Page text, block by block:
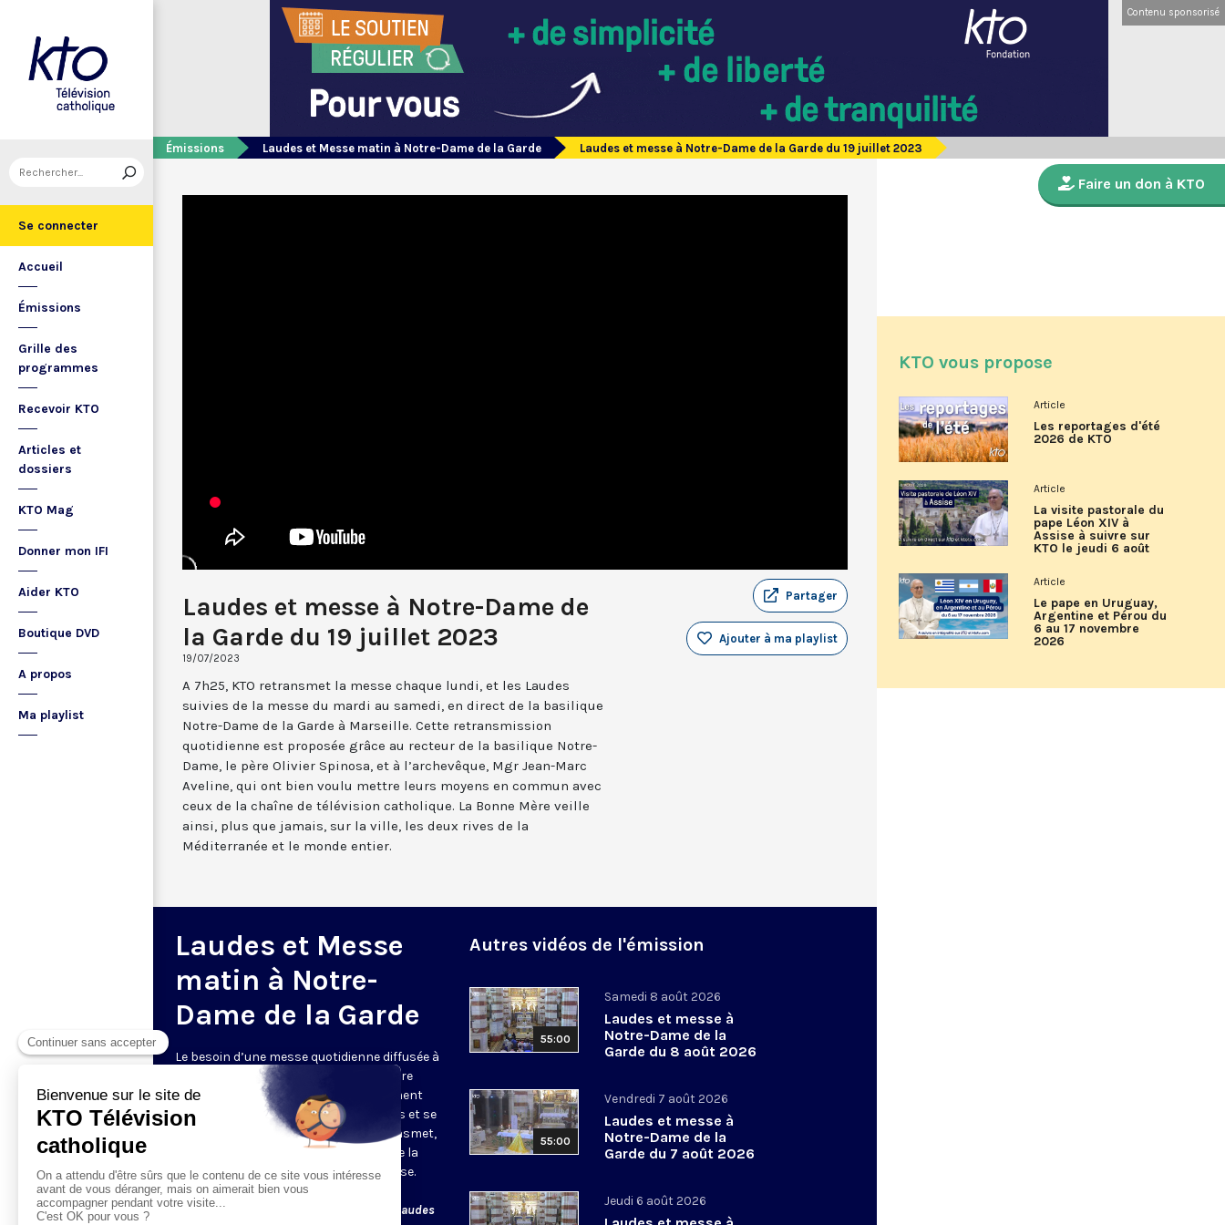
Se connecter
Accueil
Émissions
Grille des
programmes
Recevoir KTO
Articles et
dossiers
KTO Mag
Donner mon IFI
Aider KTO
Boutique DVD
A propos
Ma playlist
Contenu sponsorisé
Émissions Laudes et Messe matin à Notre-Dame de la Garde Laudes et messe à Notre-Dame de la Garde du 19 juillet 2023
Laudes et messe à Notre-Dame de
la Garde du 19 juillet 2023
19/07/2023
Partager
Ajouter à ma playlist
A 7h25, KTO retransmet la messe chaque lundi, et les Laudes
suivies de la messe du mardi au samedi, en direct de la basilique
Notre-Dame de la Garde à Marseille. Cette retransmission
quotidienne est proposée grâce au recteur de la basilique Notre-
Dame, le père Olivier Spinosa, et à l’archevêque, Mgr Jean-Marc
Aveline, qui ont bien voulu mettre leurs moyens en commun avec
ceux de la chaîne de télévision catholique. La Bonne Mère veille
ainsi, plus que jamais, sur la ville, les deux rives de la
Méditerranée et le monde entier.
Laudes et Messe
matin à Notre-
Dame de la Garde
Le besoin d’une messe quotidienne diffusée à
la télévision a été exprimé d’une manière
encore plus forte pendant le confinement
dans de nombreux pays francophones et se
maintient depuis la reprise. KTO retransmet,
en direct de la basilique Notre-Dame de la
Garde, à Marseille, les laudes et la messe.
Le lundi à 7h25, la messe
Du mardi au samedi à 7h25, messe avec laudes
Autres vidéos de l'émission
55:00
Samedi 8 août 2026
Laudes et messe à
Notre-Dame de la
Garde du 8 août 2026
55:00
Vendredi 7 août 2026
Laudes et messe à
Notre-Dame de la
Garde du 7 août 2026
Jeudi 6 août 2026
Faire un don à KTO
KTO vous propose
Article
Les reportages d'été
2026 de KTO
Article
La visite pastorale du
pape Léon XIV à
Assise à suivre sur
KTO le jeudi 6 août
Article
Le pape en Uruguay,
Argentine et Pérou du
6 au 17 novembre
2026